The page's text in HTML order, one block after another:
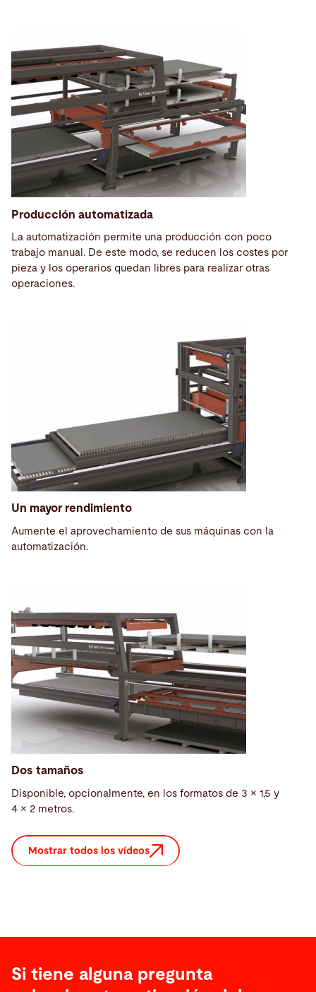
Producción automatizada
La automatización permite una producción con poco
trabajo manual. De este modo, se reducen los costes por
pieza y los operarios quedan libres para realizar otras
operaciones.
Un mayor rendimiento
Aumente el aprovechamiento de sus máquinas con la
automatización.
Dos tamaños
Disponible, opcionalmente, en los formatos de 3 × 1,5 y
4 × 2 metros.
Mostrar todos los vídeos
Si tiene alguna pregunta